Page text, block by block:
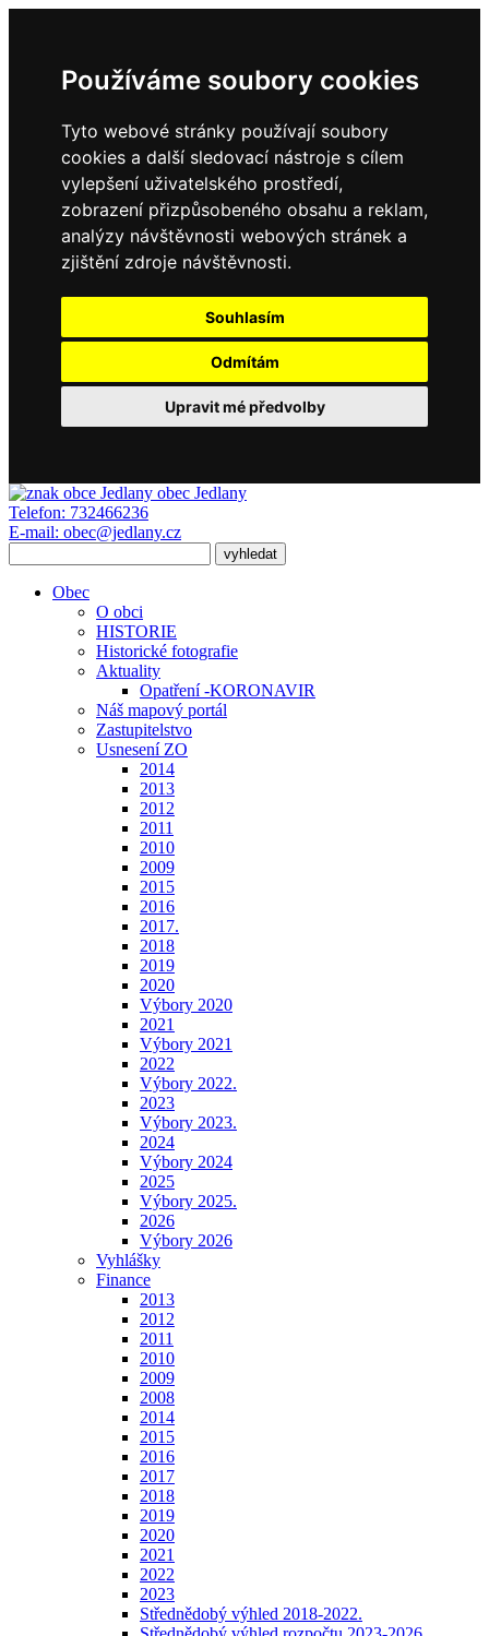
Používáme soubory cookies
Tyto webové stránky používají soubory
cookies a další sledovací nástroje s cílem
vylepšení uživatelského prostředí,
zobrazení přizpůsobeného obsahu a reklam,
analýzy návštěvnosti webových stránek a
zjištění zdroje návštěvnosti.
Souhlasím
Odmítám
Upravit mé předvolby
obec Jedlany
Telefon: 732466236
E-mail: obec@jedlany.cz
Obec
O obci
HISTORIE
Historické fotografie
Aktuality
Opatření -KORONAVIR
Náš mapový portál
Zastupitelstvo
Usnesení ZO
2014
2013
2012
2011
2010
2009
2015
2016
2017.
2018
2019
2020
Výbory 2020
2021
Výbory 2021
2022
Výbory 2022.
2023
Výbory 2023.
2024
Výbory 2024
2025
Výbory 2025.
2026
Výbory 2026
Vyhlášky
Finance
2013
2012
2011
2010
2009
2008
2014
2015
2016
2017
2018
2019
2020
2021
2022
2023
Střednědobý výhled 2018-2022.